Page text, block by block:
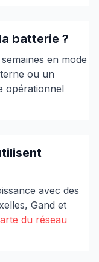
batterie ?
en mode
ou un
opérationnel
avec des
Gand et
du réseau